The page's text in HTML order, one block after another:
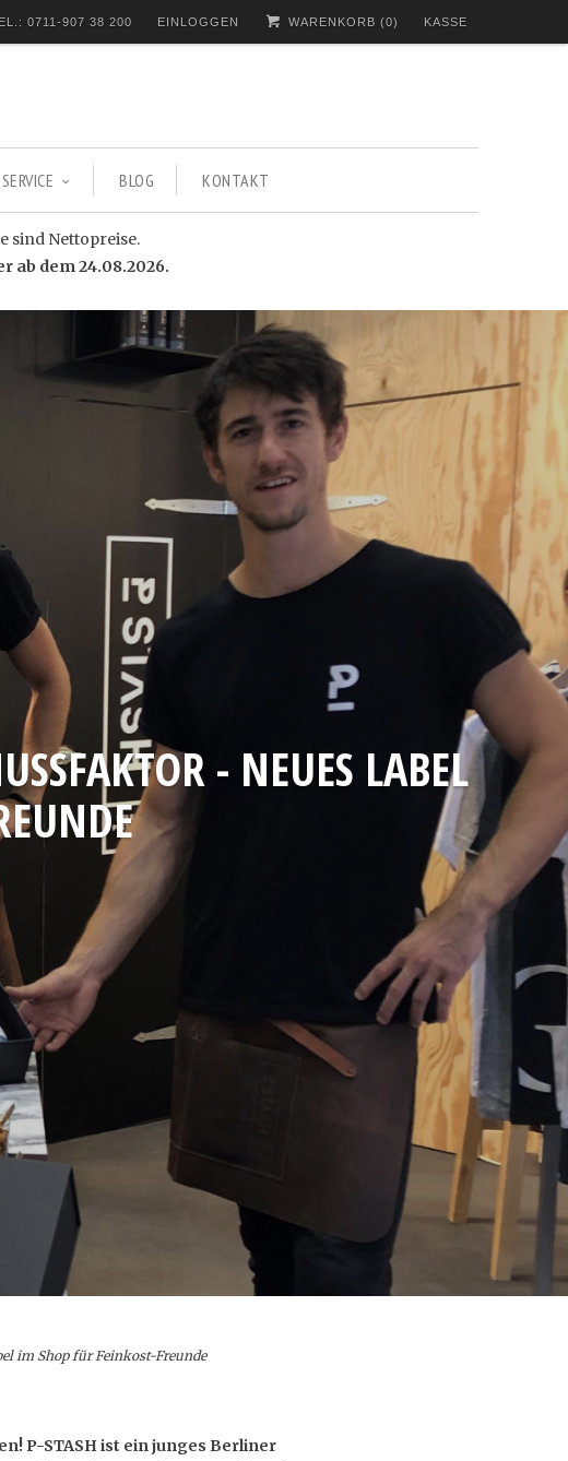
0711-907 38 200 EINLOGGEN WARENKORB (0) KASSE
SERVICE BLOG KONTAKT
sind Nettopreise.
ab dem 24.08.2026.
- NEUES LABEL
im Shop für Feinkost-Freunde
P-STASH ist ein junges Berliner